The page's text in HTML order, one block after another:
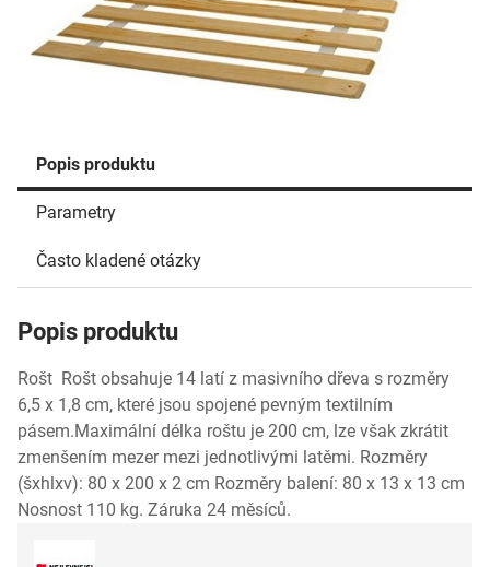
Popis produktu
Parametry
Často kladené otázky
Popis produktu
Rošt Rošt obsahuje 14 latí z masivního dřeva s rozměry
6,5 x 1,8 cm, které jsou spojené pevným textilním
pásem.Maximální délka roštu je 200 cm, lze však zkrátit
zmenšením mezer mezi jednotlivými latěmi. Rozměry
(šxhlxv): 80 x 200 x 2 cm Rozměry balení: 80 x 13 x 13 cm
Nosnost 110 kg. Záruka 24 měsíců.